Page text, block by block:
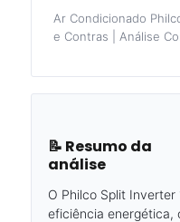
Ar Condicionado
e Contras | Análise
📝 Resumo da
análise
O Philco Split
eficiência energética,